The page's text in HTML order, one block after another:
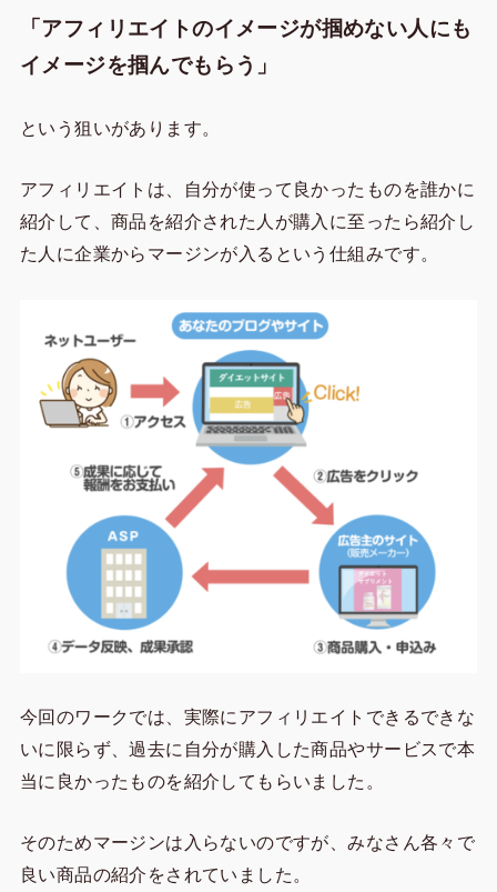
「アフィリエイトのイメージが掴めない人にも
イメージを掴んでもらう」
という狙いがあります。
アフィリエイトは、自分が使って良かったものを誰かに
紹介して、商品を紹介された人が購入に至ったら紹介し
た人に企業からマージンが入るという仕組みです。
今回のワークでは、実際にアフィリエイトできるできな
いに限らず、過去に自分が購入した商品やサービスで本
当に良かったものを紹介してもらいました。
そのためマージンは入らないのですが、みなさん各々で
良い商品の紹介をされていました。